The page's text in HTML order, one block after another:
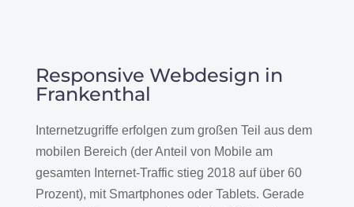
Responsive Webdesign in
Frankenthal
Internetzugriffe erfolgen zum großen Teil aus dem
mobilen Bereich (der Anteil von Mobile am
gesamten Internet-Traffic stieg 2018 auf über 60
Prozent), mit Smartphones oder Tablets. Gerade